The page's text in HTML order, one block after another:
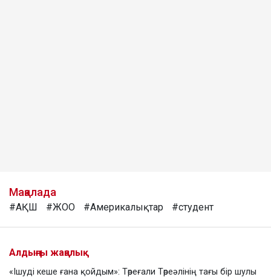
Мақалада
#АҚШ #ЖОО #Америкалықтар #студент
Алдыңғы жаңалық
«Ішуді кеше ғана қойдым»: Төреғали Төреәлінің тағы бір шулы